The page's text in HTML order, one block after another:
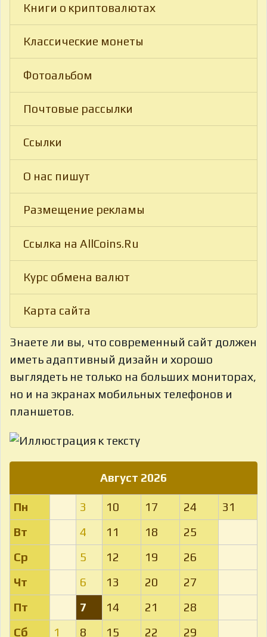
Книги о криптовалютах
Классические монеты
Фотоальбом
Почтовые рассылки
Ссылки
О нас пишут
Размещение рекламы
Ссылка на AllCoins.Ru
Курс обмена валют
Карта сайта
Знаете ли вы, что современный сайт должен
иметь адаптивный дизайн и хорошо
выглядеть не только на больших мониторах,
но и на экранах мобильных телефонов и
планшетов.
Август 2026
Пн 3 10 17 24
31
Вт
4 11 18
25
Ср
5 12 19
26
Чт
6 13 20
27
Пт
7 14 21
28
Сб
1 8 15 22 29